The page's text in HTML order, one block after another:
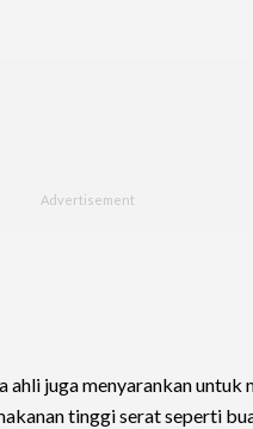
juga menyarankan untuk
tinggi serat seperti